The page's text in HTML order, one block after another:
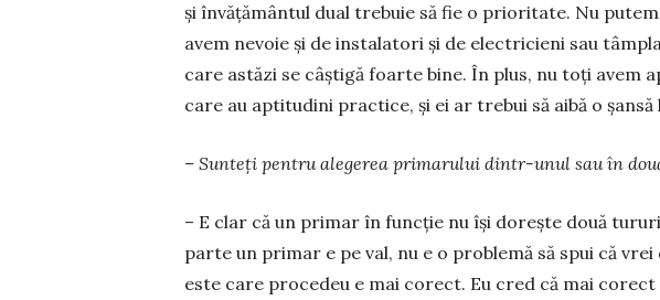
și învățământul dual trebuie să fie o prioritate. Nu
avem nevoie și de instalatori și de electricieni sau
care astăzi se câștigă foarte bine. În plus, nu toți avem
care au aptitudini practice, și ei ar trebui să aibă o
– Sunteți pentru alegerea primarului dintr-unul sau în
– E clar că un primar în funcție nu își dorește două
parte un primar e pe val, nu e o problemă să spui că
este care procedeu e mai corect. Eu cred că mai